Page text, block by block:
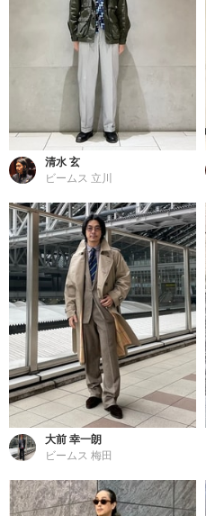
清水 玄
ビームス 立川
大前 幸一朗
ビームス 梅田